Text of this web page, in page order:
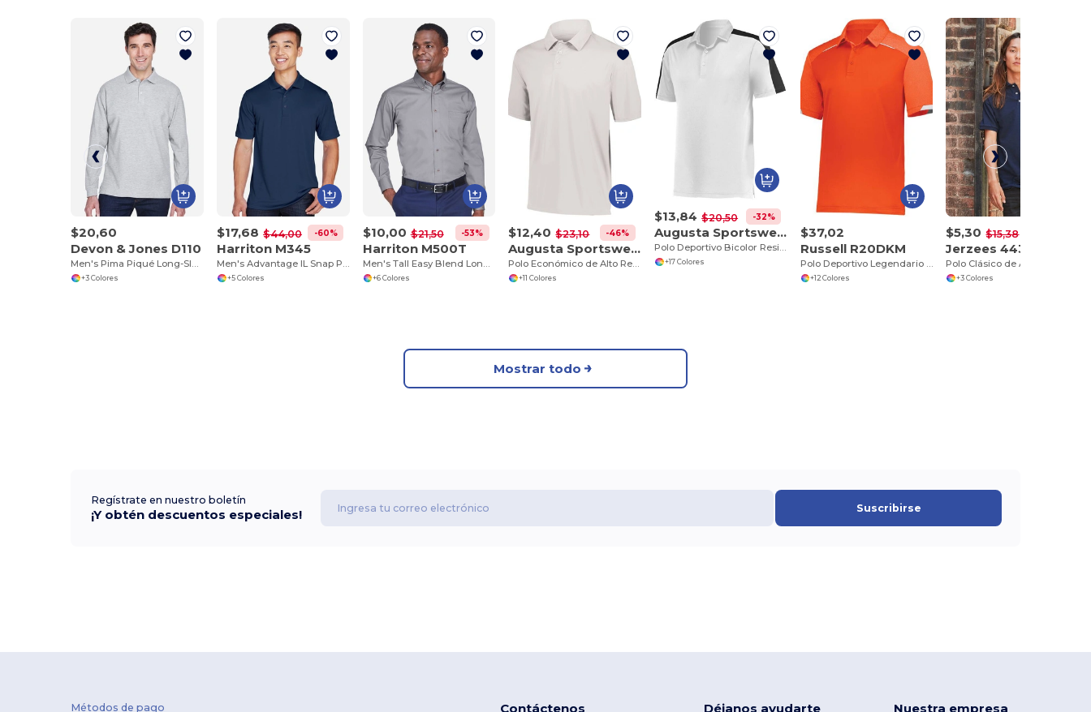
$20,60
Devon & Jones D110
Men's Pima Piqué Long-Sleeve Polo
+3 Colores
$17,68 $44,00 -60%
Harriton M345
Men's Advantage IL Snap Placket Performance Polo
+5 Colores
$10,00 $21,50 -53%
Harriton M500T
Men's Tall Easy Blend Long-Sleeve Twill
+6 Colores
$12,40 $23,10 -46%
Augusta Sportswear 5017
Polo Económico de Alto Rendimiento
+11 Colores
$13,84 $20,50 -32%
Augusta Sportswear 5028
Polo Deportivo Bicolor Resistente y Fresco
+17 Colores
$37,02
Russell R20DKM
Polo Deportivo Legendario de Alta Comodidad
+12 Colores
$5,30 $15,38
Jerzees 443MR
+3 Colores
Mostrar todo
Regístrate en nuestro boletín
¡Y obtén descuentos especiales! Suscribirse
Métodos de pago Contáctenos Déjanos ayudarte Nuestra empresa